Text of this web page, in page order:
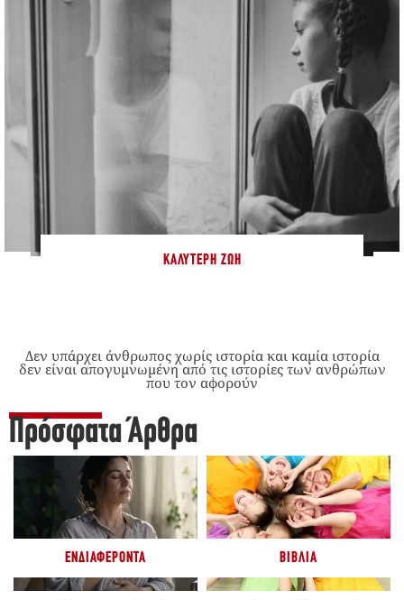
ΚΑΛΎΤΕΡΗ ΖΩΉ
Δεν υπάρχει άνθρωπος χωρίς ιστορία και καμία ιστορία
δεν είναι απογυμνωμένη από τις ιστορίες των ανθρώπων
που τον αφορούν
Πρόσφατα Άρθρα
ΕΝΔΙΑΦΈΡΟΝΤΑ ΒΙΒΛΊΑ